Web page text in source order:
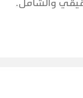
والشامل.